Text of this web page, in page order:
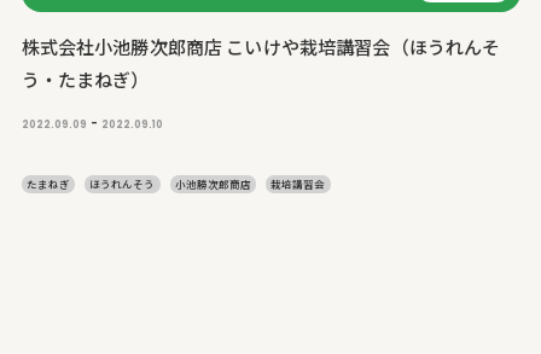
株式会社小池勝次郎商店 こいけや栽培講習会（ほうれんそ
う・たまねぎ）
2022.09.09 - 2022.09.10
たまねぎ ほうれんそう 小池勝次郎商店 栽培講習会